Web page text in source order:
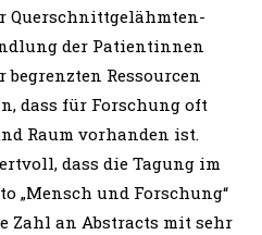
Querschnittgelähmten-
der Patientinnen
Ressourcen
dass für Forschung oft
Raum vorhanden ist.
dass die Tagung im
„Mensch und Forschung“
Zahl an Abstracts mit sehr